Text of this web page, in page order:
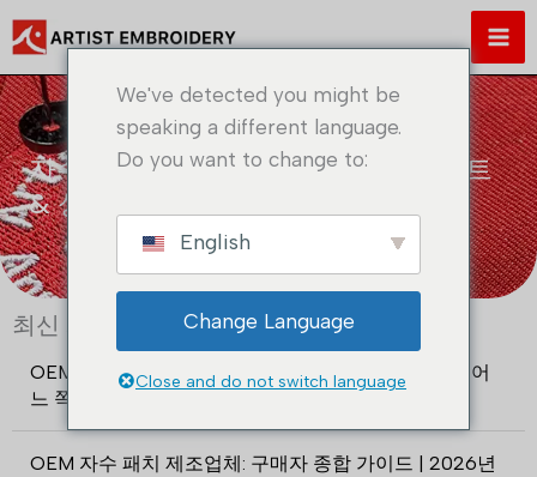
콘
텐
츠
로
건
너
뛰
기
자수 패치 글로벌 시장 동향 | 인사이트
& 성장
최신 게시물 목록
OEM 자수 패치 제조업체 대 무역 회사: 2026년에는 어
느 쪽을 선택해야 할까요?
OEM 자수 패치 제조업체: 구매자 종합 가이드 | 2026년
We've detected you might be
speaking a different language.
Do you want to change to:
English
Change Language
Close and do not switch language